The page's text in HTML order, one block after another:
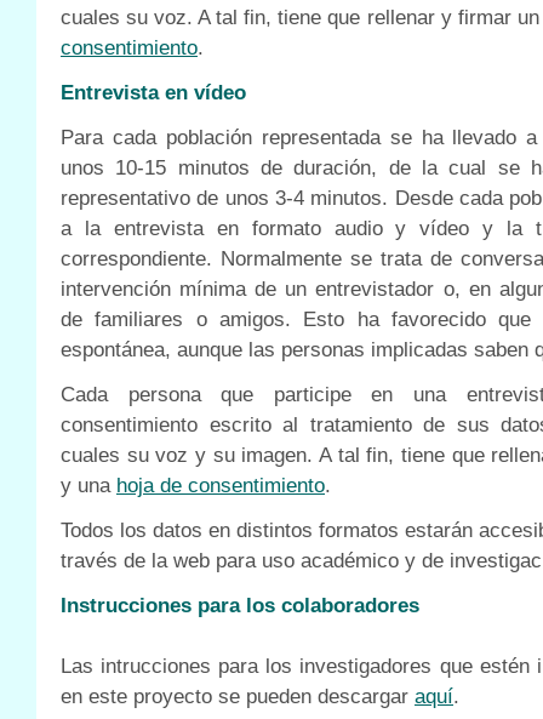
cuales su voz. A tal fin, tiene que rellenar y firmar
consentimiento.
Entrevista en vídeo
Para cada población representada se ha llevado
unos 10-15 minutos de duración, de la cual se
representativo de unos 3-4 minutos. Desde cada
a la entrevista en formato audio y vídeo y la
correspondiente. Normalmente se trata de
intervención mínima de un entrevistador o, en
de familiares o amigos. Esto ha favorecido
espontánea, aunque las personas implicadas saben
Cada persona que participe en una
consentimiento escrito al tratamiento de sus
cuales su voz y su imagen. A tal fin, tiene que
y una hoja de consentimiento.
Todos los datos en distintos formatos estarán
través de la web para uso académico y de
Instrucciones para los colaboradores
Las intrucciones para los investigadores que estén
en este proyecto se pueden descargar aquí.